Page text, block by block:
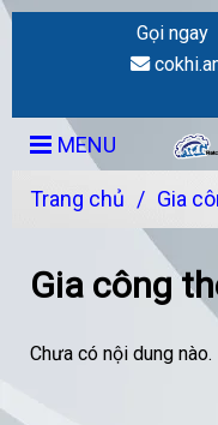
Gọi ngay
MENU
Trang chủ / Gia
Gia công
Chưa có nội dung nào.